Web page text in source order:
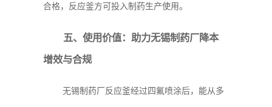
合格，反应釜方可投入制药生产使用。
五、使用价值：助力无锡制药厂降本
增效与合规
无锡制药厂反应釜经过四氟喷涂后，能从多